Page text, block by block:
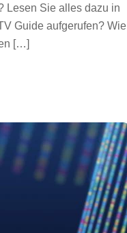
Lesen Sie alles dazu in
Guide aufgerufen? Wie
[…]